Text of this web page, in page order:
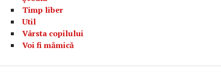
Timp liber
Util
Vârsta copilului
Voi fi mămică